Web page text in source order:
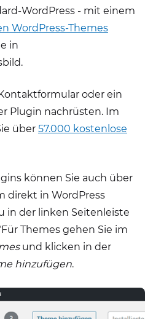
WordPress - mit einem
WordPress-Themes
in
oder ein
Plugin nachrüsten. Im
über 57.000 kostenlose
können Sie auch über
direkt in WordPress
in der linken Seitenleiste
Themes gehen Sie im
und klicken in der
hinzufügen.